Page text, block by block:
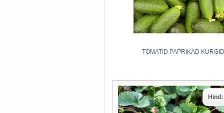
TOMATID PAPRIKAD KURGID
Hind: